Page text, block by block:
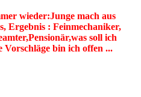
wieder:Junge mach aus
Ergebnis : Feinmechaniker,
soll ich
bin ich offen ...